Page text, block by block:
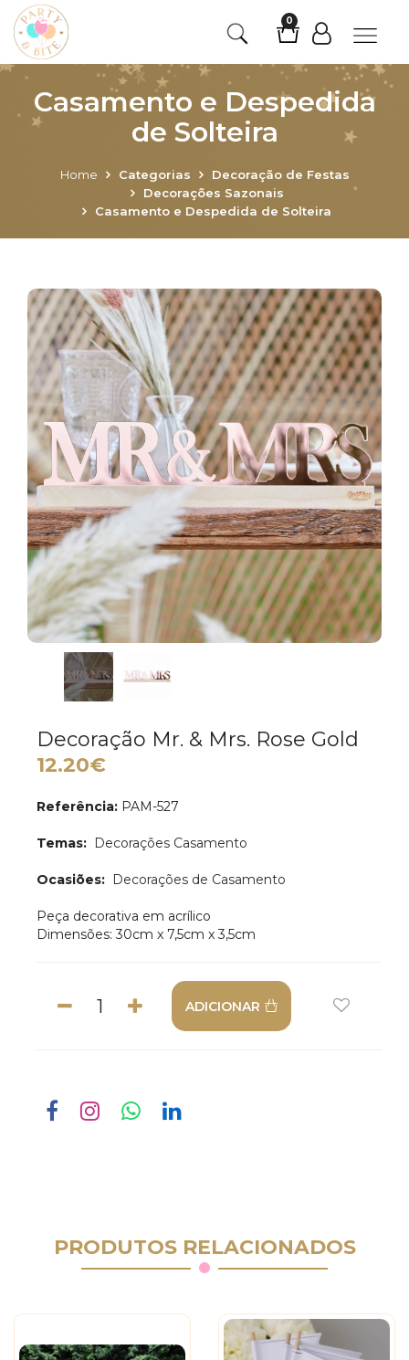
0
Casamento e Despedida
de Solteira
Home Categorias
Decoração de Festas
Decorações Sazonais
Casamento e Despedida de Solteira
Decoração Mr. & Mrs. Rose Gold
12.20€
Referência: PAM-527
Temas: Decorações Casamento
Ocasiões: Decorações de Casamento
Peça decorativa em acrílico
Dimensões: 30cm x 7,5cm x 3,5cm
ADICIONAR
PRODUTOS RELACIONADOS